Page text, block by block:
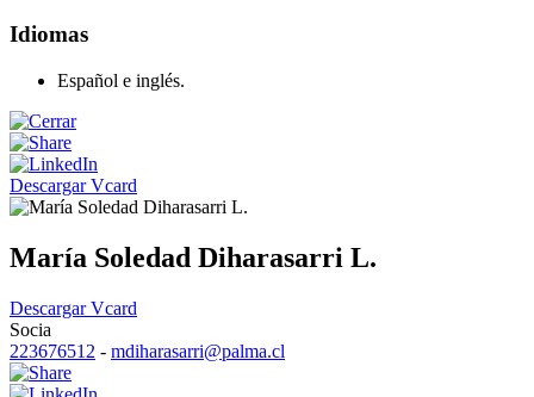
Idiomas
Español e inglés.
Descargar Vcard
María Soledad Diharasarri L.
Descargar Vcard
Socia
223676512 - mdiharasarri@palma.cl